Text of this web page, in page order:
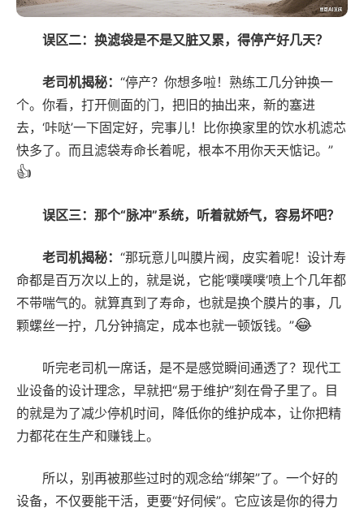
误区二：换滤袋是不是又脏又累，得停产好几天？
老司机揭秘： “停产？你想多啦！熟练工几分钟换一
个。你看，打开侧面的门，把旧的抽出来，新的塞进
去，‘咔哒’一下固定好，完事儿！比你换家里的饮水机滤芯
快多了。而且滤袋寿命长着呢，根本不用你天天惦记。”
👍
误区三：那个“脉冲”系统，听着就娇气，容易坏吧？
老司机揭秘： “那玩意儿叫膜片阀，皮实着呢！设计寿
命都是百万次以上的，就是说，它能‘噗噗噗’喷上个几年都
不带喘气的。就算真到了寿命，也就是换个膜片的事，几
颗螺丝一拧，几分钟搞定，成本也就一顿饭钱。”😂
听完老司机一席话，是不是感觉瞬间通透了？现代工
业设备的设计理念，早就把“易于维护”刻在骨子里了。目
的就是为了减少停机时间，降低你的维护成本，让你把精
力都花在生产和赚钱上。
所以，别再被那些过时的观念给“绑架”了。一个好的
设备，不仅要能干活，更要“好伺候”。它应该是你的得力